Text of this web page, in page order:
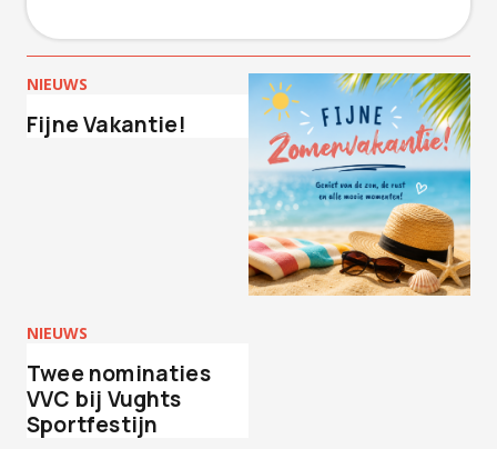
NIEUWS
Fijne Vakantie!
NIEUWS
Twee nominaties
VVC bij Vughts
Sportfestijn